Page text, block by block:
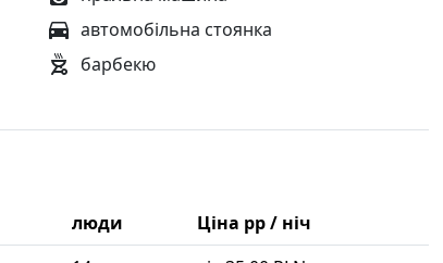
автомобільна стоянка
барбекю
люди
Ціна pp / ніч